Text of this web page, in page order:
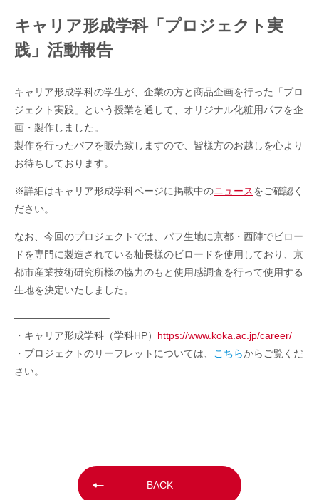
キャリア形成学科「プロジェクト実
践」活動報告
キャリア形成学科の学生が、企業の方と商品企画を行った「プロ
ジェクト実践」という授業を通して、オリジナル化粧用パフを企
画・製作しました。
製作を行ったパフを販売致しますので、皆様方のお越しを心より
お待ちしております。
※詳細はキャリア形成学科ページに掲載中のニュースをご確認く
ださい。
なお、今回のプロジェクトでは、パフ生地に京都・西陣でビロー
ドを専門に製造されている杣長様のビロードを使用しており、京
都市産業技術研究所様の協力のもと使用感調査を行って使用する
生地を決定いたしました。
—————————–
・キャリア形成学科（学科HP） https://www.koka.ac.jp/career/
・プロジェクトのリーフレットについては、
こちらからご覧くだ
さい。
BACK